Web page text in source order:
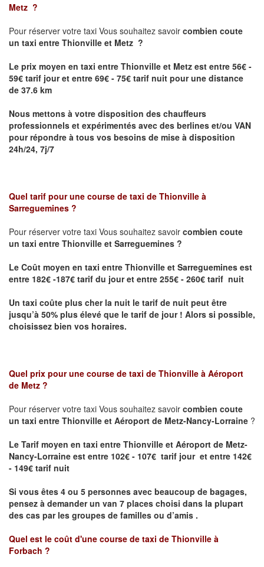
Metz ?
Pour réserver votre taxi Vous souhaitez savoir combien coute
un taxi entre Thionville et Metz ?
Le prix moyen en taxi entre Thionville et Metz est entre 56€ -
59€ tarif jour et entre 69€ - 75€ tarif nuit pour une distance
de 37.6 km
Nous mettons à votre disposition des chauffeurs
professionnels et expérimentés avec des berlines et/ou VAN
pour répondre à tous vos besoins de mise à disposition
24h/24, 7j/7
Quel tarif pour une course de taxi de Thionville à
Sarreguemines ?
Pour réserver votre taxi Vous souhaitez savoir combien coute
un taxi entre Thionville et Sarreguemines ?
Le Coût moyen en taxi entre Thionville et Sarreguemines est
entre 182€ -187€ tarif du jour et entre 255€ - 260€ tarif nuit
Un taxi coûte plus cher la nuit le tarif de nuit peut être
jusqu’à 50% plus élevé que le tarif de jour ! Alors si possible,
choisissez bien vos horaires.
Quel prix pour une course de taxi de Thionville à Aéroport
de Metz ?
Pour réserver votre taxi Vous souhaitez savoir combien coute
un taxi entre Thionville et Aéroport de Metz-Nancy-Lorraine ?
Le Tarif moyen en taxi entre Thionville et Aéroport de Metz-
Nancy-Lorraine est entre 102€ - 107€ tarif jour et entre 142€
- 149€ tarif nuit
Si vous êtes 4 ou 5 personnes avec beaucoup de bagages,
pensez à demander un van 7 places choisi dans la plupart
des cas par les groupes de familles ou d’amis .
Quel est le coût d'une course de taxi de Thionville à
Forbach ?